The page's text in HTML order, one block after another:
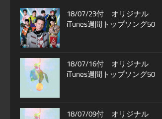
18/07/23付 オリジナル
iTunes週間トップソング50
18/07/16付 オリジナル
iTunes週間トップソング50
18/07/09付 オリジナル